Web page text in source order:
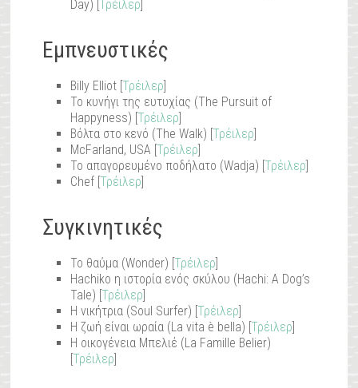
Day) [Τρέιλερ]
Εμπνευστικές
Billy Elliot [Τρέιλερ]
Το κυνήγι της ευτυχίας (The Pursuit of
Happyness) [Τρέιλερ]
Βόλτα στο κενό (The Walk) [Τρέιλερ]
McFarland, USA [Τρέιλερ]
Το απαγορευμένο ποδήλατο (Wadja) [Τρέιλερ]
Chef [Τρέιλερ]
Συγκινητικές
Το θαύμα (Wonder) [Τρέιλερ]
Hachiko η ιστορία ενός σκύλου (Hachi: A Dog’s
Tale) [Τρέιλερ]
Η νικήτρια (Soul Surfer) [Τρέιλερ]
Η ζωή είναι ωραία (La vita è bella) [Τρέιλερ]
Η οικογένεια Μπελιέ (La Famille Belier)
[Τρέιλερ]